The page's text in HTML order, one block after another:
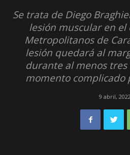
Se trata de Diego
lesión muscular en
Metropolitanos de
lesión quedará al
durante al menos
momento complicado
9 abril,